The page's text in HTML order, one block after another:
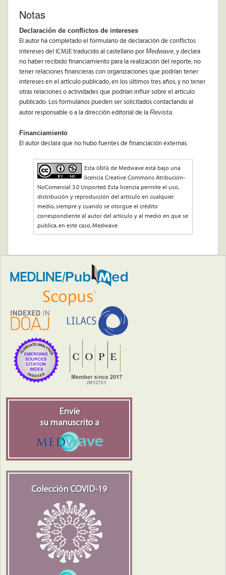
Notas
Declaración de conflictos de intereses
El autor ha completado el formulario de declaración de conflictos
intereses del ICMJE traducido al castellano por Medwave, y declara
no haber recibido financiamiento para la realización del reporte; no
tener relaciones financieras con organizaciones que podrían tener
intereses en el artículo publicado, en los últimos tres años; y no tener
otras relaciones o actividades que podrían influir sobre el artículo
publicado. Los formularios pueden ser solicitados contactando al
autor responsable o a la dirección editorial de la Revista.
Financiamiento
El autor declara que no hubo fuentes de financiación externas.
Esta obra de Medwave está bajo una
licencia Creative Commons Atribución-
NoComercial 3.0 Unported. Esta licencia permite el uso,
distribución y reproducción del artículo en cualquier
medio, siempre y cuando se otorgue el crédito
correspondiente al autor del artículo y al medio en que se
publica, en este caso, Medwave.